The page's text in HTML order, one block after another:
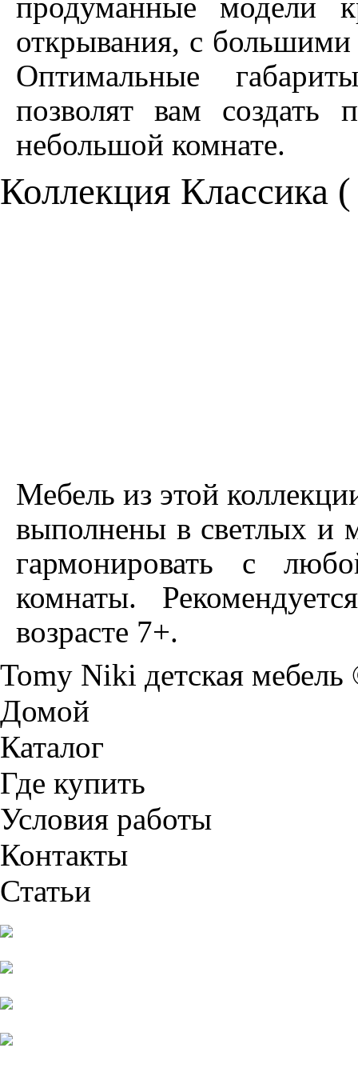
открывания, с
Оптимальные
позволят вам
небольшой комнате.
Коллекция Классика
Мебель из этой
выполнены в светлых и
гармонировать с
комнаты.
возрасте 7+.
Tomy Niki детская
Домой
Каталог
Где купить
Условия работы
Контакты
Статьи